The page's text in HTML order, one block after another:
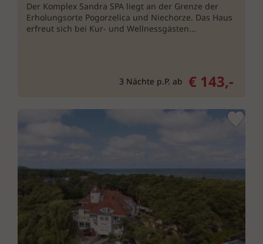
Der Komplex Sandra SPA liegt an der Grenze der
Erholungsorte Pogorzelica und Niechorze. Das Haus
erfreut sich bei Kur- und Wellnessgästen...
3 Nächte p.P. ab € 143,-